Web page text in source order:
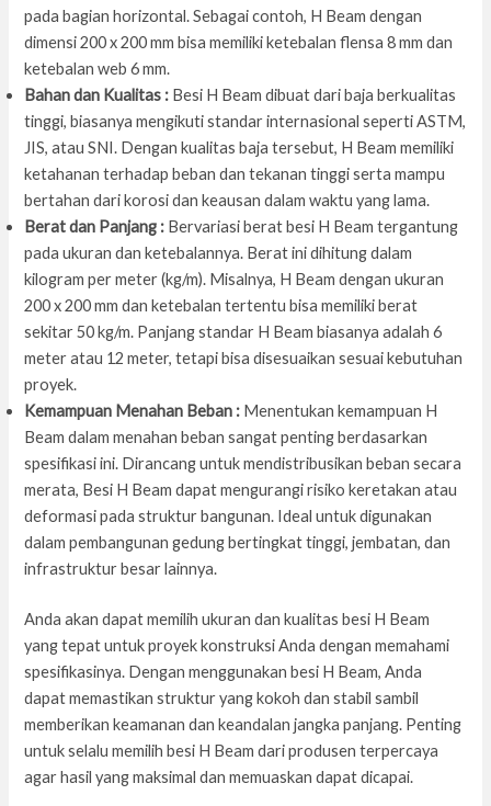
pada bagian horizontal. Sebagai contoh, H Beam dengan
dimensi 200 x 200 mm bisa memiliki ketebalan flensa 8 mm dan
ketebalan web 6 mm.
Bahan dan Kualitas : Besi H Beam dibuat dari baja berkualitas
tinggi, biasanya mengikuti standar internasional seperti ASTM,
JIS, atau SNI. Dengan kualitas baja tersebut, H Beam memiliki
ketahanan terhadap beban dan tekanan tinggi serta mampu
bertahan dari korosi dan keausan dalam waktu yang lama.
Berat dan Panjang : Bervariasi berat besi H Beam tergantung
pada ukuran dan ketebalannya. Berat ini dihitung dalam
kilogram per meter (kg/m). Misalnya, H Beam dengan ukuran
200 x 200 mm dan ketebalan tertentu bisa memiliki berat
sekitar 50 kg/m. Panjang standar H Beam biasanya adalah 6
meter atau 12 meter, tetapi bisa disesuaikan sesuai kebutuhan
proyek.
Kemampuan Menahan Beban : Menentukan kemampuan H
Beam dalam menahan beban sangat penting berdasarkan
spesifikasi ini. Dirancang untuk mendistribusikan beban secara
merata, Besi H Beam dapat mengurangi risiko keretakan atau
deformasi pada struktur bangunan. Ideal untuk digunakan
dalam pembangunan gedung bertingkat tinggi, jembatan, dan
infrastruktur besar lainnya.
Anda akan dapat memilih ukuran dan kualitas besi H Beam
yang tepat untuk proyek konstruksi Anda dengan memahami
spesifikasinya. Dengan menggunakan besi H Beam, Anda
dapat memastikan struktur yang kokoh dan stabil sambil
memberikan keamanan dan keandalan jangka panjang. Penting
untuk selalu memilih besi H Beam dari produsen terpercaya
agar hasil yang maksimal dan memuaskan dapat dicapai.